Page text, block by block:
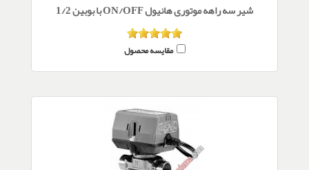
شیر سه راهه موتوری هانیول ON/OFF با بوبین 1/2
مقایسه محصول